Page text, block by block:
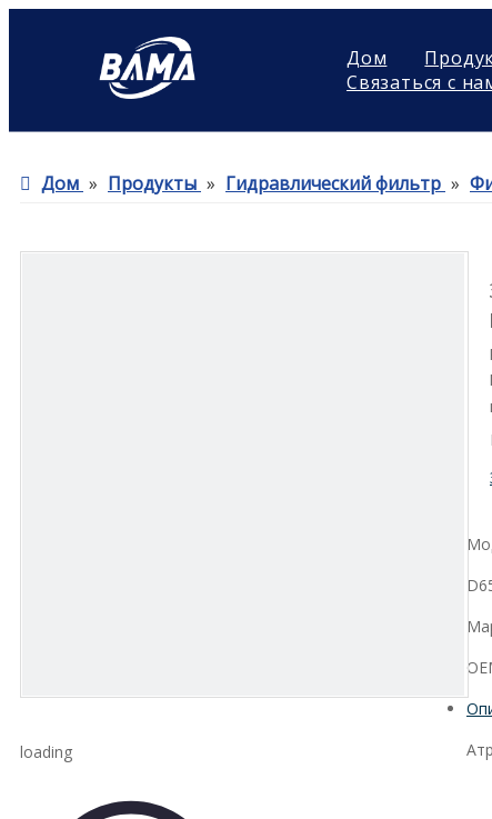
Дом
Связаться с
Дом » Продукты » Гидравлический фильтр »
loading